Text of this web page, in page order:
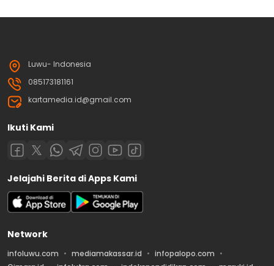
Luwu- Indonesia
085173181161
kartamedia.id@gmail.com
Ikuti Kami
Jelajahi Berita di Apps Kami
Network
infoluwu.com mediamakassar.id
infopalopo.com